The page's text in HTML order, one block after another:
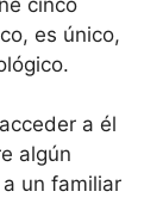
es único,
a él
algún
un familiar